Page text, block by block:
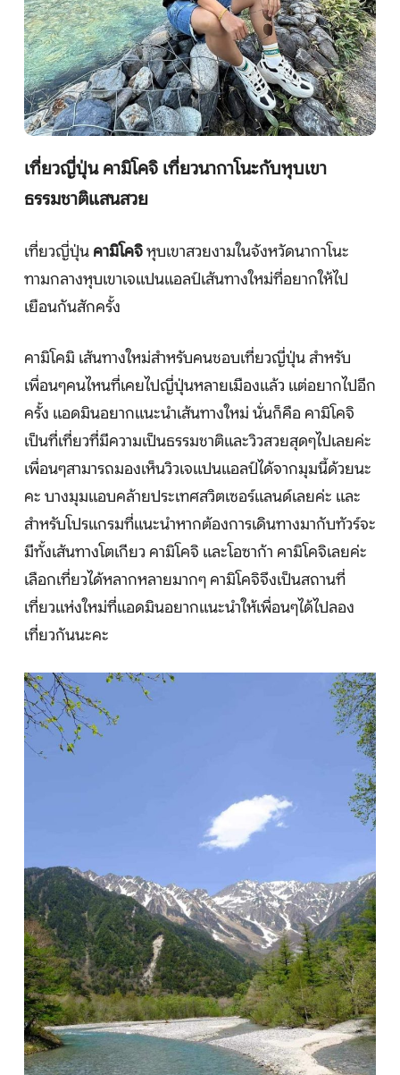
จัดกรุ๊ปต่างประเทศ
โปรไฟไหม้
ทัวร์ในประเทศ
จัดกรุ๊ปในประเทศ
บริการอื่นๆ
Search
เที่ยวญี่ปุ่น คามิโคจิ เที่ยวนากาโนะกับหุบเขา
ธรรมชาติแสนสวย
เที่ยวญี่ปุ่น คามิโคจิหุบเขาสวยงามในจังหวัดนากาโนะ
ทามกลางหุบเขาเจแปนแอลป์เส้นทางใหม่ที่อยากให้ไป
เยือนกันสักครั้ง
คามิโคมิ เส้นทางใหม่สำหรับคนชอบเที่ยวญี่ปุ่น สำหรับ
เพื่อนๆคนไหนที่เคยไปญี่ปุ่นหลายเมืองแล้ว แต่อยากไปอีก
ครั้ง แอดมินอยากแนะนำเส้นทางใหม่ นั่นก็คือ คามิโคจิ
เป็นที่เที่ยวที่มีความเป็นธรรมชาติและวิวสวยสุดๆไปเลยค่ะ
เพื่อนๆสามารถมองเห็นวิวเจแปนแอลป์ได้จากมุมนี้ด้วยนะ
คะ บางมุมแอบคล้ายประเทศสวิตเซอร์แลนด์เลยค่ะ และ
สำหรับโปรแกรมที่แนะนำหากต้องการเดินทางมากับทัวร์จะ
มีทั้งเส้นทางโตเกียว คามิโคจิ และโอซาก้า คามิโคจิเลยค่ะ
เลือกเที่ยวได้หลากหลายมากๆ คามิโคจิจึงเป็นสถานที่
เที่ยวแห่งใหม่ที่แอดมินอยากแนะนำให้เพื่อนๆได้ไปลอง
เที่ยวกันนะคะ